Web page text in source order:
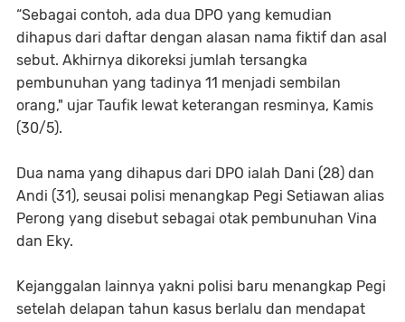
“Sebagai contoh, ada dua DPO yang kemudian
dihapus dari daftar dengan alasan nama fiktif dan asal
sebut. Akhirnya dikoreksi jumlah tersangka
pembunuhan yang tadinya 11 menjadi sembilan
orang," ujar Taufik lewat keterangan resminya, Kamis
(30/5).
Dua nama yang dihapus dari DPO ialah Dani (28) dan
Andi (31), seusai polisi menangkap Pegi Setiawan alias
Perong yang disebut sebagai otak pembunuhan Vina
dan Eky.
Kejanggalan lainnya yakni polisi baru menangkap Pegi
setelah delapan tahun kasus berlalu dan mendapat